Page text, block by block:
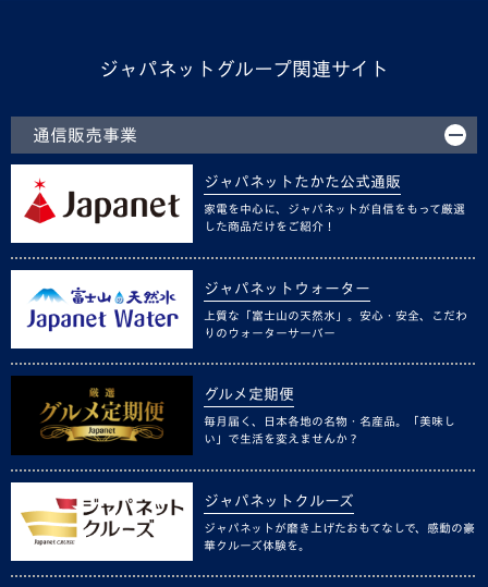
ジャパネットグループ関連サイト
通信販売事業
ジャパネットたかた公式通販
家電を中心に、ジャパネットが自信をもって厳選
した商品だけをご紹介！
ジャパネットウォーター
上質な「富士山の天然水」。安心・安全、こだわ
りのウォーターサーバー
グルメ定期便
毎月届く、日本各地の名物・名産品。「美味し
い」で生活を変えませんか？
ジャパネットクルーズ
ジャパネットが磨き上げたおもてなしで、感動の豪
華クルーズ体験を。